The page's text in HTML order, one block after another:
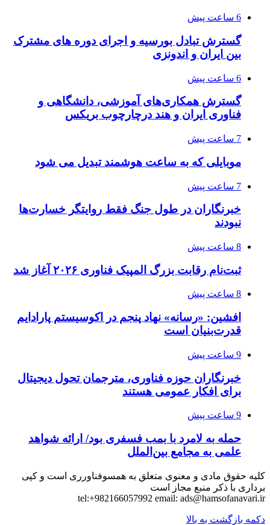
6 ساعت پیش
گسترش تبادل بورسیه و اجرای دوره های مشترک
بین ایران و اندونزی
6 ساعت پیش
گسترش همکاری‌های آموزشی، دانشگاهی و
فناوری ایران و هند درچارچوب بریکس
7 ساعت پیش
موبایلی که به ساعت هوشمند تبدیل می شود
7 ساعت پیش
خبرنگاران در طول جنگ فقط روایتگر خسارت‌ها
نبودند
8 ساعت پیش
ثبت‌نام رقابت بزرگ المپیک فناوری ۲۰۲۶ آغاز شد
8 ساعت پیش
افشین: «رسانه» نهاد پنجم در اکوسیستم پارادایم
قدرت‌بنیان است
9 ساعت پیش
خبرنگاران حوزه فناوری، مترجمان تحول دیجیتال
برای افکار عمومی هستند
9 ساعت پیش
حمله به لامرد با بمب فسفری بود/ ارائه شواهد
علمی به مجامع بین‌الملل
کلیه حقوق مادی و معنوی متعلق به همسوفناورری است و کپی
برداری با ذکر منبع مجاز است
tel:+982166057992 email: ads@hamsofanavari.ir
دکمه بازگشت به بالا